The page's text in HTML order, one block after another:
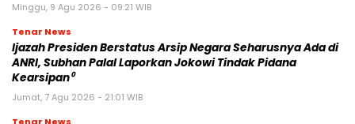
Minggu, 9 Agu 2026 - 09:21 WIB
Tenar News
Ijazah Presiden Berstatus Arsip Negara Seharusnya Ada di
ANRI, Subhan Palal Laporkan Jokowi Tindak Pidana
Kearsipan⁰
Jumat, 7 Agu 2026 - 21:01 WIB